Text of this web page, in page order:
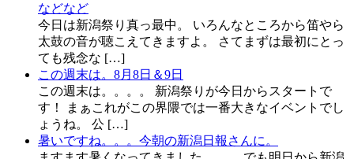
などなど
今日は新潟祭り真っ最中。 いろんなところから笛やら
太鼓の音が聴こえてきますよ。 さてまずは最初にとっ
ても残念な […]
この週末は。8月8日＆9日
この週末は。。。。 新潟祭りが今日からスタートで
す！ まぁこれがこの界隈では一番大きなイベントでし
ょうね。 公 […]
暑いですね。。。今朝の新潟日報さんに。